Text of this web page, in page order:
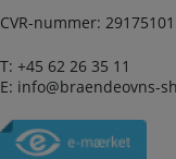
CVR-nummer: 29175101
T: +45 62 26 35 11
E: info@braendeovns-